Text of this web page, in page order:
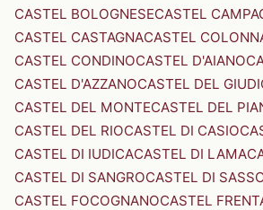
CASTEL BOLOGNESECASTEL
CASTEL CASTAGNACASTEL
CASTEL CONDINOCASTEL D'AIANO
CASTEL D'AZZANOCASTEL DEL
CASTEL DEL MONTECASTEL DEL
CASTEL DEL RIOCASTEL DI CASIO
CASTEL DI IUDICACASTEL DI LAMA
CASTEL DI SANGROCASTEL DI
CASTEL FOCOGNANOCASTEL